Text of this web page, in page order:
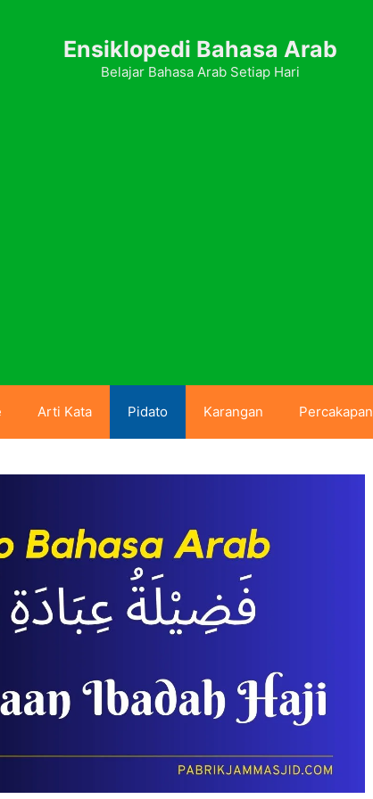
Ensiklopedi Bahasa Arab
Belajar Bahasa Arab Setiap Hari
Arti Kata Pidato Karangan Percakapan